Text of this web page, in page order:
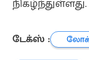
நிகழ்ந்துள்ளது.
டேக்ஸ் :